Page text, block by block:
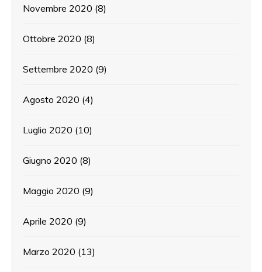
Novembre 2020 (8)
Ottobre 2020 (8)
Settembre 2020 (9)
Agosto 2020 (4)
Luglio 2020 (10)
Giugno 2020 (8)
Maggio 2020 (9)
Aprile 2020 (9)
Marzo 2020 (13)